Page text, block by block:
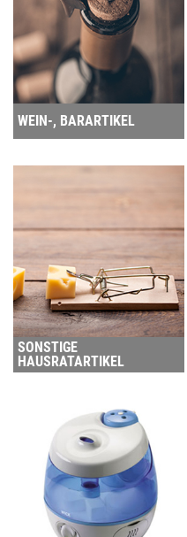
WEIN-, BARARTIKEL
SONSTIGE
HAUSRATARTIKEL